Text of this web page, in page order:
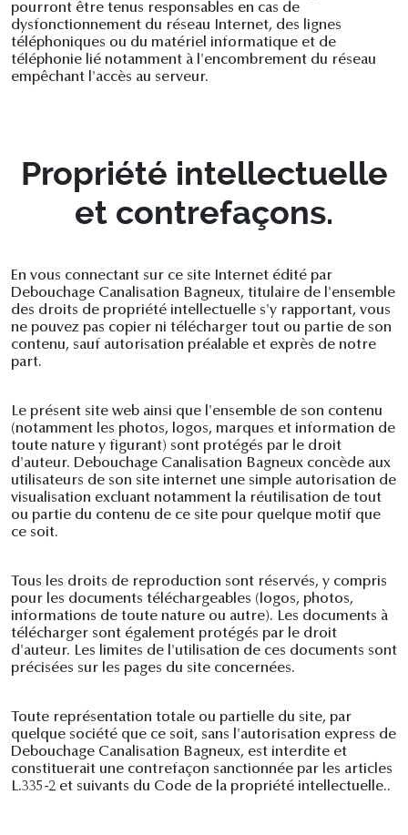
pourront être tenus responsables en cas de
dysfonctionnement du réseau Internet, des lignes
téléphoniques ou du matériel informatique et de
téléphonie lié notamment à l'encombrement du réseau
empêchant l'accès au serveur.
Propriété intellectuelle
et contrefaçons.
En vous connectant sur ce site Internet édité par
Debouchage Canalisation Bagneux, titulaire de l'ensemble
des droits de propriété intellectuelle s'y rapportant, vous
ne pouvez pas copier ni télécharger tout ou partie de son
contenu, sauf autorisation préalable et exprès de notre
part.
Le présent site web ainsi que l'ensemble de son contenu
(notamment les photos, logos, marques et information de
toute nature y figurant) sont protégés par le droit
d'auteur. Debouchage Canalisation Bagneux concède aux
utilisateurs de son site internet une simple autorisation de
visualisation excluant notamment la réutilisation de tout
ou partie du contenu de ce site pour quelque motif que
ce soit.
Tous les droits de reproduction sont réservés, y compris
pour les documents téléchargeables (logos, photos,
informations de toute nature ou autre). Les documents à
télécharger sont également protégés par le droit
d'auteur. Les limites de l'utilisation de ces documents sont
précisées sur les pages du site concernées.
Toute représentation totale ou partielle du site, par
quelque société que ce soit, sans l'autorisation express de
Debouchage Canalisation Bagneux, est interdite et
constituerait une contrefaçon sanctionnée par les articles
L.335-2 et suivants du Code de la propriété intellectuelle..